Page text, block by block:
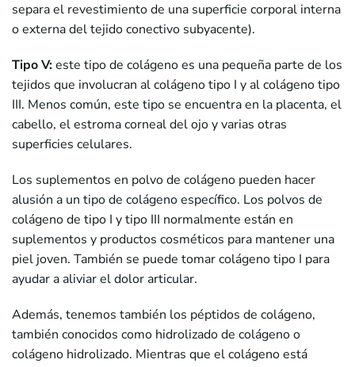
separa el revestimiento de una superficie corporal interna
o externa del tejido conectivo subyacente).
Tipo V:este tipo de colágeno es una pequeña parte de los
tejidos que involucran al colágeno tipo I y al colágeno tipo
III. Menos común, este tipo se encuentra en la placenta, el
cabello, el estroma corneal del ojo y varias otras
superficies celulares.
Los suplementos en polvo de colágeno pueden hacer
alusión a un tipo de colágeno específico. Los polvos de
colágeno de tipo I y tipo III normalmente están en
suplementos y productos cosméticos para mantener una
piel joven. También se puede tomar colágeno tipo I para
ayudar a aliviar el dolor articular.
Además, tenemos también los péptidos de colágeno,
también conocidos como hidrolizado de colágeno o
colágeno hidrolizado. Mientras que el colágeno está